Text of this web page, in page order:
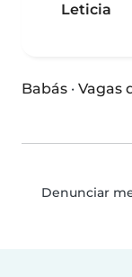
Leticia
Babás · Vagas
Denunciar